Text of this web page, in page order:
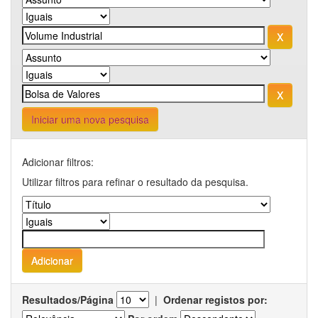
Iniciar uma nova pesquisa
Adicionar filtros:
Utilizar filtros para refinar o resultado da pesquisa.
Resultados/Página | Ordenar registos por: